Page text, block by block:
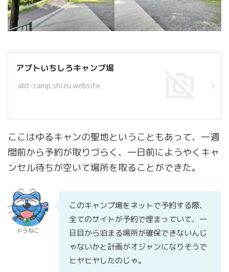
アプトいちしろキャンプ場
abt-camp.shizu.website
ここはゆるキャンの聖地ということもあって、一週
間前から予約が取りづらく、一日前にようやくキャ
ンセル待ちが空いて場所を取ることができた。
ドラねこ
このキャンプ場をネットで予約する際、
全てのサイトが予約で埋まっていて、一
日目から泊まる場所が確保できないんじ
ゃないかと計画がオジャンになりそうで
ヒヤヒヤしたのじゃ。